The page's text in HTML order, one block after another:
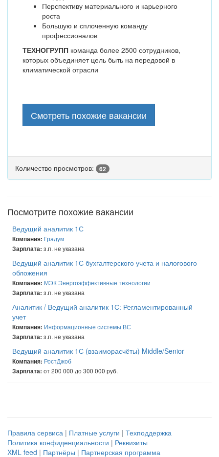
Перспективу материального и карьерного
роста
Большую и сплоченную команду
профессионалов
ТЕХНОГРУПП команда более 2500 сотрудников,
которых объединяет цель быть на передовой в
климатической отрасли
Смотреть похожие вакансии
Количество просмотров: 62
Посмотрите похожие вакансии
Ведущий аналитик 1С
Компания: Градум
Зарплата: з.п. не указана
Ведущий аналитик 1С бухгалтерского учета и налогового
обложения
Компания: МЭК Энергоэффективные технологии
Зарплата: з.п. не указана
Аналитик / Ведущий аналитик 1С: Регламентированный
учет
Компания: Информационные системы ВС
Зарплата: з.п. не указана
Ведущий аналитик 1С (взаиморасчёты) Middle/Senior
Компания: РостДжоб
Зарплата: от 200 000 до 300 000 руб.
Правила сервиса | Платные услуги | Техподдержка
Политика конфиденциальности | Реквизиты
XML feed | Партнёры | Партнерская программа